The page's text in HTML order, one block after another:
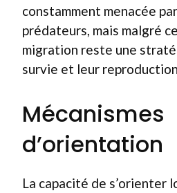
constamment menacée
prédateurs, mais malgré
migration reste une
survie et leur
Mécanismes
d’orientation
La capacité de s’orienter